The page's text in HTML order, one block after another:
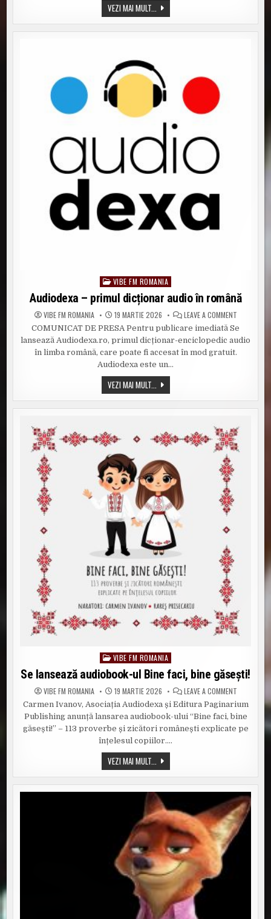
VEZI MAI MULT... TAMIGA
&
2BAD
–
Posted
in
VIBE FM ROMANIA
Audiodexa – primul dicționar audio în română
VIBE FM ROMANIA 19 MARTIE 2026 LEAVE A COMMENTON
–
PRIMUL
DICȚIONAR
ÎN
COMUNICAT DE PRESA Pentru publicare imediată Se
lansează Audiodexa.ro, primul dicționar-enciclopedic audio
în limba română, care poate fi accesat în mod gratuit.
Audiodexa este un…
VEZI MAI MULT... AUDIODEXA
–
PRIMUL
DICȚIONAR
ROMÂNĂ
Posted
in
VIBE FM ROMANIA
Se lansează audiobook-ul Bine faci, bine găsești!
VIBE FM ROMANIA 19 MARTIE 2026 LEAVE A COMMENTON
LANSEAZĂ
UL
BINE
FACI,
Carmen Ivanov, Asociația Audiodexa și Editura Paginarium
Publishing anunță lansarea audiobook-ului “Bine faci, bine
găsești!” – 113 proverbe și zicători românești explicate pe
înțelesul copiilor….
VEZI MAI MULT... SE
LANSEAZĂ
AUDIOBOOK-
UL
BINE
FACI,
BINE
GĂSEȘTI!